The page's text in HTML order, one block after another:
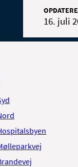
16. juli